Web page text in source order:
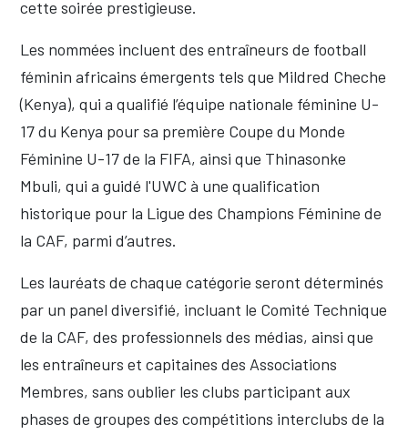
cette soirée prestigieuse.
Les nommées incluent des entraîneurs de football
féminin africains émergents tels que Mildred Cheche
(Kenya), qui a qualifié l’équipe nationale féminine U-
17 du Kenya pour sa première Coupe du Monde
Féminine U-17 de la FIFA, ainsi que Thinasonke
Mbuli, qui a guidé l'UWC à une qualification
historique pour la Ligue des Champions Féminine de
la CAF, parmi d’autres.
Les lauréats de chaque catégorie seront déterminés
par un panel diversifié, incluant le Comité Technique
de la CAF, des professionnels des médias, ainsi que
les entraîneurs et capitaines des Associations
Membres, sans oublier les clubs participant aux
phases de groupes des compétitions interclubs de la